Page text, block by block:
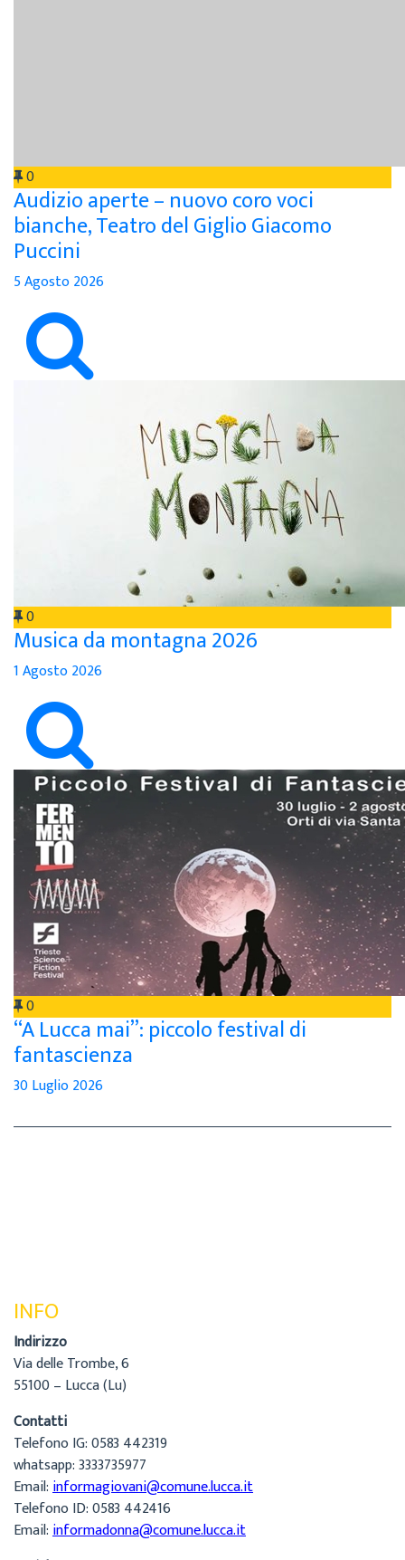
0
Audizio aperte – nuovo coro voci
bianche, Teatro del Giglio Giacomo
Puccini
5 Agosto 2026
0
Musica da montagna 2026
1 Agosto 2026
0
“A Lucca mai”: piccolo festival di
fantascienza
30 Luglio 2026
INFO
Indirizzo
Via delle Trombe, 6
55100 – Lucca (Lu)
Contatti
Telefono IG: 0583 442319
whatsapp: 3333735977
Email:informagiovani@comune.lucca.it
Telefono ID: 0583 442416
Email:informadonna@comune.lucca.it